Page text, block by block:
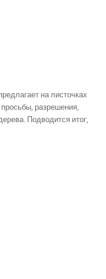
на листочках
разрешения,
Подводится итог,